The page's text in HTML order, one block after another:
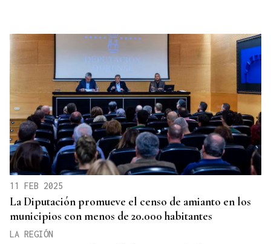
11 FEB 2025
La Diputación promueve el censo de amianto en los
municipios con menos de 20.000 habitantes
LA REGIÓN